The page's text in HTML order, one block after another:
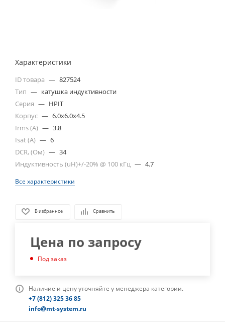
Характеристики
ID товара — 827524
Тип — катушка индуктивности
Серия — HPIT
Корпус — 6.0x6.0x4.5
Irms (A) — 3.8
Isat (A) — 6
DCR, (Ом) — 34
Индуктивность (uH)+/-20% @ 100 кГц — 4.7
Все характеристики
В избранное Сравнить
Цена по запросу
Под заказ
Наличие и цену уточняйте у менеджера категории.
+7 (812) 325 36 85
info@mt-system.ru